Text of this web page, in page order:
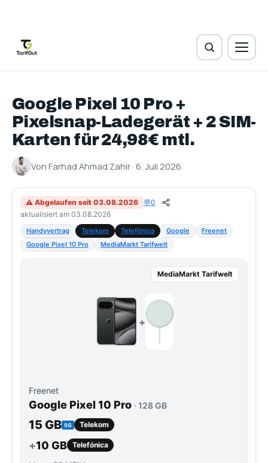
Google Pixel 10 Pro +
Pixelsnap-Ladegerät + 2 SIM-
Karten für 24,98€ mtl.
Von Farhad Ahmad Zahir · 6. Juli 2026
⚠ Abgelaufen seit 03.08.2026 💬0
aktualisiert am 03.08.2026
Handyvertrag Telekom Telefónica Google
Freenet
Google Pixel 10 Pro
MediaMarkt Tarifwelt
MediaMarkt Tarifwelt
+
Freenet
Google Pixel 10 Pro · 128 GB
15 GB 5G Telekom
+10 GB Telefónica